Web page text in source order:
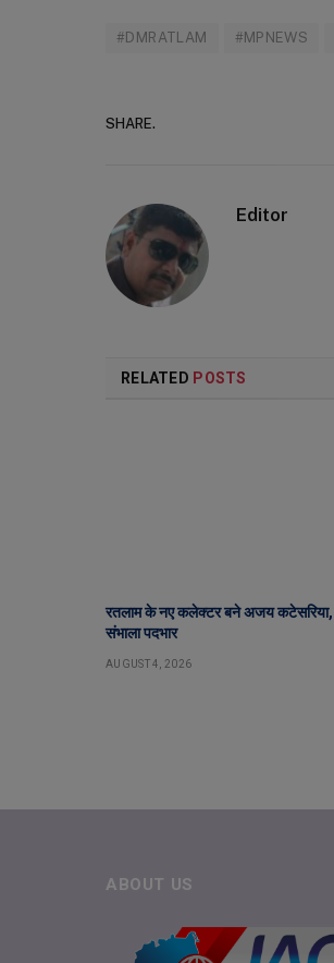
#DMRATLAM #MPNEWS
SHARE.
Editor
RELATED POSTS
रतलाम के नए कलेक्टर बने अजय कटेसरिया,
संभाला पदभार
AUGUST 4, 2026
ABOUT US